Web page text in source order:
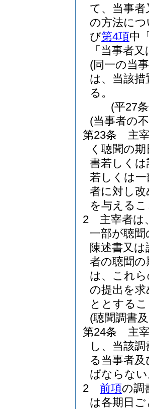
て、当事
の方法に
び第4項中
「当事者
(同一の当
は、当該
る。
(平27
(当事者の
第23条
主
く聴聞の
書若しく
若しくは
者に対し
を与える
2
主宰者は
一部が聴
陳述書又
者の聴聞
は、これ
の提出を
ととする
(聴聞調書
第24条
主
し、当該
る当事者
ばならな
2
前項の調
は各期日